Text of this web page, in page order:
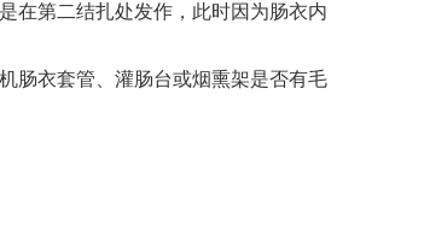
是在第二结扎处发作，此时因为肠衣内
肠衣套管、灌肠台或烟熏架是否有毛